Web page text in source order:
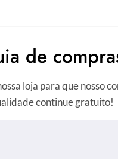
de
loja para que nosso
continue gratuito!